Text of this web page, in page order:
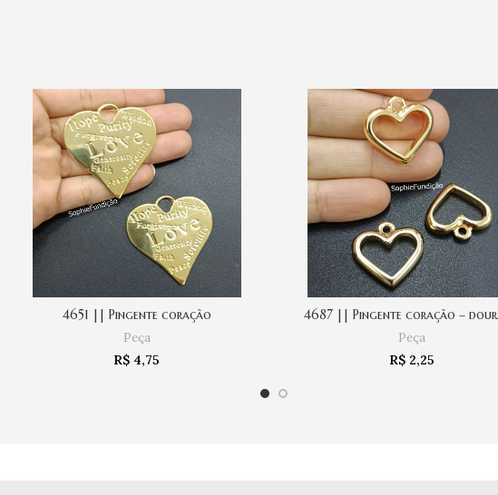
COMPRAR
4651 || Pingente coração
Peça
R$ 4,75
COMPRAR
4687 || Pingente coração –
Peça
R$2,25